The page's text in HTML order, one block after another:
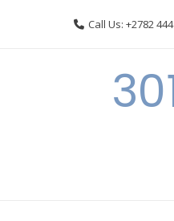
Call Us: +2782 444